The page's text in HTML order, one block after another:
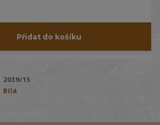
Přidat do košíku
2039/15
Bílá